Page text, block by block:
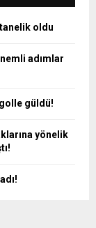
oldu
adımlar
güldü!
yönelik